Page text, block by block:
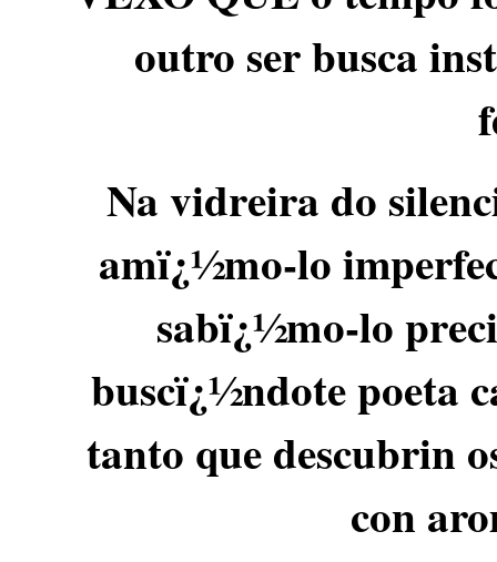
outro ser busca
Na vidreira do
amï¿½mo-lo
sabï¿½mo-lo
buscï¿½ndote poeta
tanto que descubrin
con